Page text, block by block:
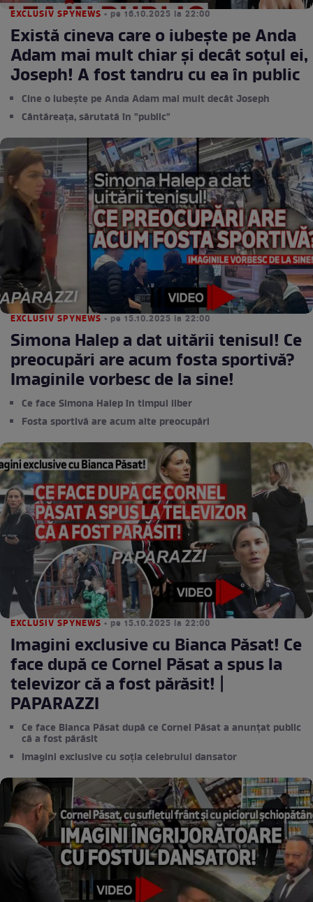
EXCLUSIV SPYNEWS • pe 16.10.2025 la 22:00
Există cineva care o iubește pe Anda
Adam mai mult chiar și decât soțul ei,
Joseph! A fost tandru cu ea în public
Cine o iubește pe Anda Adam mai mult decât Joseph
Cântăreața, sărutată în "public"
EXCLUSIV SPYNEWS • pe 15.10.2025 la 22:00
Simona Halep a dat uitării tenisul! Ce
preocupări are acum fosta sportivă?
Imaginile vorbesc de la sine!
Ce face Simona Halep în timpul liber
Fosta sportivă are acum alte preocupări
EXCLUSIV SPYNEWS • pe 15.10.2025 la 22:00
Imagini exclusive cu Bianca Păsat! Ce
face după ce Cornel Păsat a spus la
televizor că a fost părăsit! |
PAPARAZZI
Ce face Bianca Păsat după ce Cornel Păsat a anunțat public
că a fost părăsit
Imagini exclusive cu soția celebrului dansator